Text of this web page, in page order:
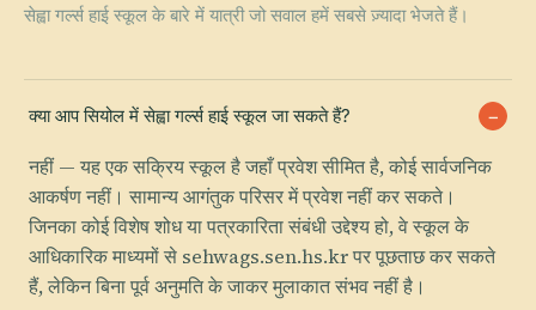
सेह्वा गर्ल्स हाई स्कूल के बारे में यात्री जो सवाल हमें सबसे ज़्यादा भेजते हैं।
क्या आप सियोल में सेह्वा गर्ल्स हाई स्कूल जा सकते हैं?
नहीं — यह एक सक्रिय स्कूल है जहाँ प्रवेश सीमित है, कोई सार्वजनिक
आकर्षण नहीं। सामान्य आगंतुक परिसर में प्रवेश नहीं कर सकते।
जिनका कोई विशेष शोध या पत्रकारिता संबंधी उद्देश्य हो, वे स्कूल के
आधिकारिक माध्यमों से sehwags.sen.hs.kr पर पूछताछ कर सकते
हैं, लेकिन बिना पूर्व अनुमति के जाकर मुलाकात संभव नहीं है।